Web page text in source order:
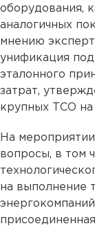
оборудования,
аналогичных
мнению
унификация
эталонного
затрат,
крупных ТСО
На
вопросы, в том
на выполнение